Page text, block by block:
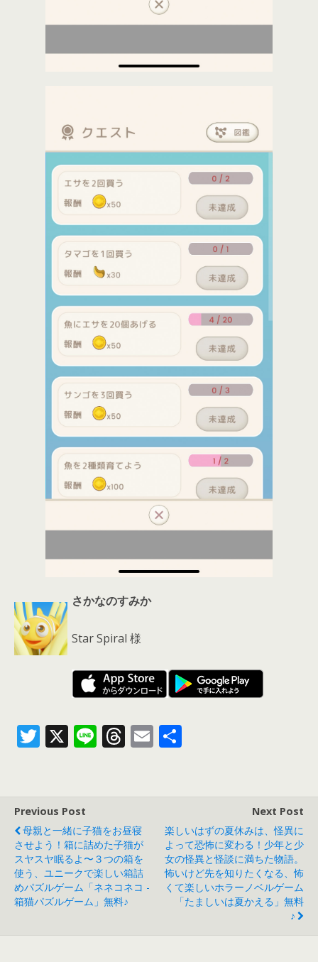
さかなのすみか
Star Spiral 様
T
er
X Li T
d
s
E
Previous Post
母親と一緒に子猫をお昼寝
させよう！箱に詰めた子猫が
スヤスヤ眠るよ〜３つの箱を
使う、ユニークで楽しい箱詰
めパズルゲーム「ネネコネコ -
箱猫パズルゲー‪ム‬」無料♪
Next Post
楽しいはずの夏休みは、怪異に
よって恐怖に変わる！少年と少
女の怪異と怪談に満ちた物語。
怖いけど先を知りたくなる、怖
くて楽しいホラーノベルゲーム
「たましいは夏かえる」無料
♪